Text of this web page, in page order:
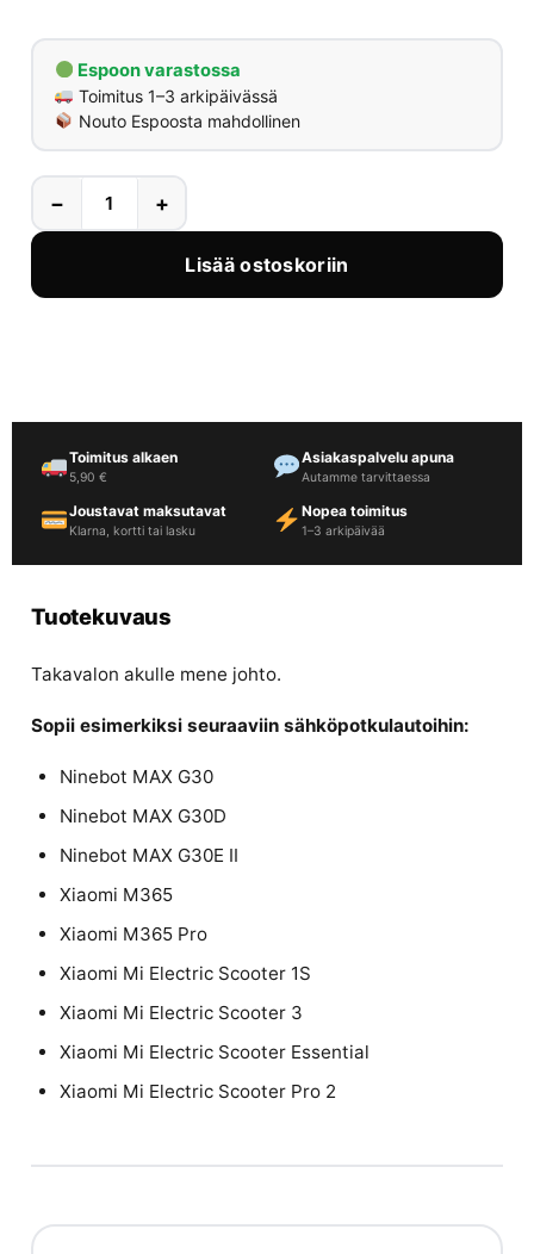
Espoon varastossa
Toimitus 1–3 arkipäivässä
Nouto Espoosta mahdollinen
− +
Lisää ostoskoriin
Toimitus alkaen
5,90 €
Asiakaspalvelu apuna
Autamme tarvittaessa
Joustavat maksutavat
Klarna, kortti tai lasku
Nopea toimitus
1–3 arkipäivää
Tuotekuvaus
Takavalon akulle mene johto.
Sopii esimerkiksi seuraaviin sähköpotkulautoihin:
Ninebot MAX G30
Ninebot MAX G30D
Ninebot MAX G30E II
Xiaomi M365
Xiaomi M365 Pro
Xiaomi Mi Electric Scooter 1S
Xiaomi Mi Electric Scooter 3
Xiaomi Mi Electric Scooter Essential
Xiaomi Mi Electric Scooter Pro 2